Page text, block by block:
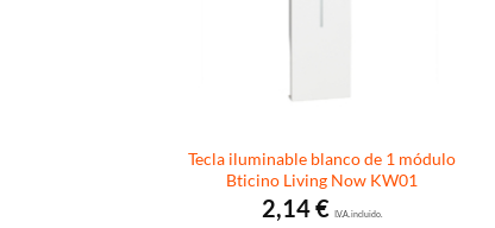
Tecla iluminable blanco de 1 módulo
Bticino Living Now KW01
2,14€I.V.A. incluido.